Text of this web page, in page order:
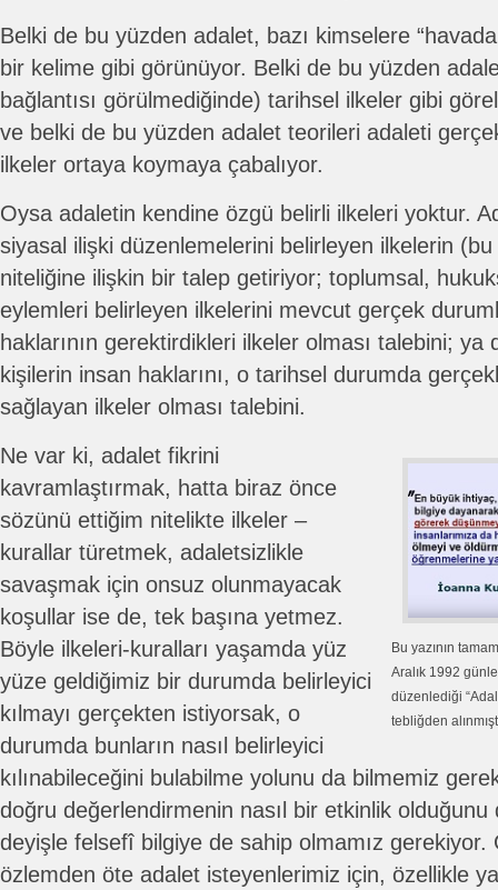
Belki de bu yüzden adalet, bazı kimselere
bir kelime gibi görünüyor. Belki de bu yüzden
bağlantısı görülmediğinde) tarihsel ilkeler gibi
ve belki de bu yüzden adalet teorileri adaleti
ilkeler ortaya koymaya çabalıyor.
Oysa adaletin kendine özgü belirli ilkeleri yoktur.
siyasal ilişki düzenlemelerini belirleyen ilkelerin
niteliğine ilişkin bir talep getiriyor; toplumsal,
eylemleri belirleyen ilkelerini mevcut gerçek
haklarının gerektirdikleri ilkeler olması talebini; ya
kişilerin insan haklarını, o tarihsel durumda
sağlayan ilkeler olması talebini.
Bu yazının
Aralık 1992
düzenlediği
tebliğden
Ne var ki, adalet fikrini
kavramlaştırmak, hatta biraz önce
sözünü ettiğim nitelikte ilkeler –
kurallar türetmek, adaletsizlikle
savaşmak için onsuz olunmayacak
koşullar ise de, tek başına yetmez.
Böyle ilkeleri-kuralları yaşamda yüz
yüze geldiğimiz bir durumda belirleyici
kılmayı gerçekten istiyorsak, o
durumda bunların nasıl belirleyici
kılınabileceğini bulabilme yolunu da bilmemiz
doğru değerlendirmenin nasıl bir etkinlik
deyişle felsefî bilgiye de sahip olmamız
özlemden öte adalet isteyenlerimiz için, özellikle